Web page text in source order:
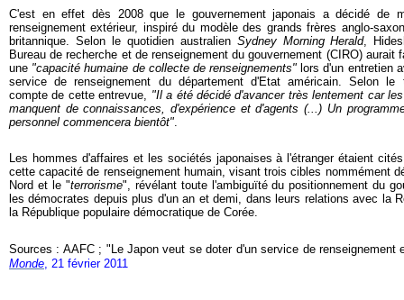
C'est en effet dès 2008 que le gouvernement japonais a décidé de
renseignement extérieur, inspiré du modèle des grands frères anglo-
britannique. Selon le quotidien australien Sydney Morning Herald,
Bureau de recherche et de renseignement du gouvernement (CIRO)
une "capacité humaine de collecte de renseignements" lors d'un entretien
service de renseignement du département d'Etat américain. Selon le
compte de cette entrevue, "Il a été décidé d'avancer très lentement car
manquent de connaissances, d'expérience et d'agents (...) Un
personnel commencera bientôt".
Les hommes d'affaires et les sociétés japonaises à l'étranger étaient
cette capacité de renseignement humain, visant trois cibles nommément
Nord et le "terrorisme", révélant toute l'ambiguïté du positionnement du
les démocrates depuis plus d'un an et demi, dans leurs relations avec la
la République populaire démocratique de Corée.
Sources : AAFC ; "Le Japon veut se doter d'un service de renseignement
Monde, 21 février 2011